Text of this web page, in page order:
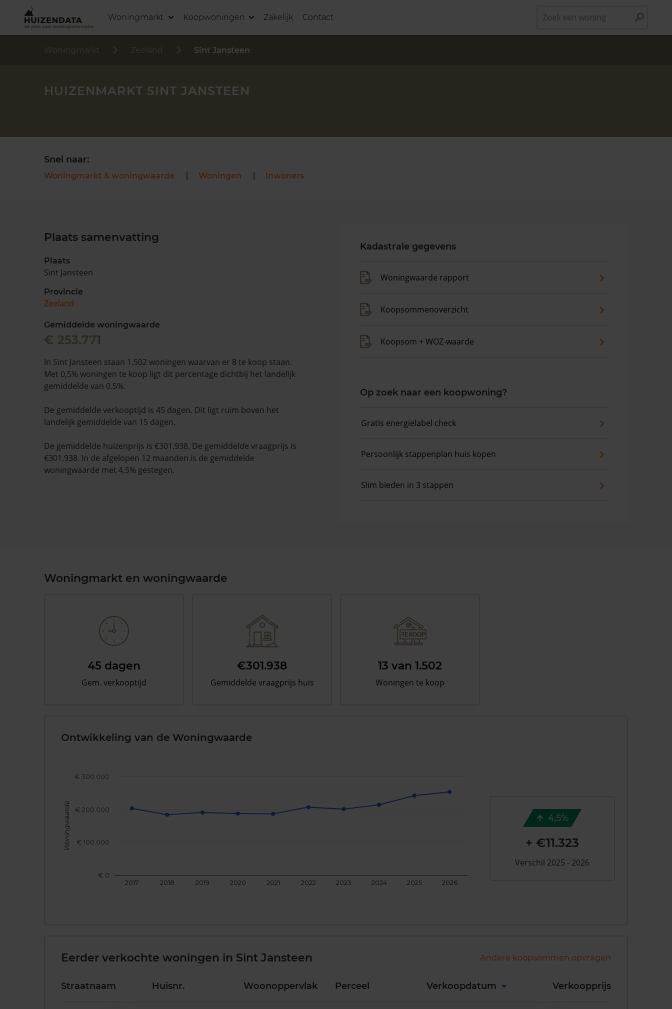
Woningmarkt Koopwoningen Zakelijk Contact
Woningmarkt Zeeland Sint Jansteen
HUIZENMARKT SINT JANSTEEN
Snel naar:
Woningmarkt & woningwaarde Woningen Inwoners
Plaats samenvatting
Plaats
Sint Jansteen
Provincie
Zeeland
Gemiddelde woningwaarde
€ 253.771
In Sint Jansteen staan 1.502 woningen waarvan er 8 te koop staan.
Met 0,5% woningen te koop ligt dit percentage dichtbij het landelijk
gemiddelde van 0.5%.
De gemiddelde verkooptijd is 45 dagen. Dit ligt ruim boven het
landelijk gemiddelde van 15 dagen.
De gemiddelde huizenprijs is €301.938. De gemiddelde vraagprijs is
€301.938. In de afgelopen 12 maanden is de gemiddelde
woningwaarde met 4,5% gestegen.
Kadastrale gegevens
Woningwaarde rapport
Koopsommenoverzicht
Koopsom + WOZ-waarde
Op zoek naar een koopwoning?
Gratis energielabel check
Persoonlijk stappenplan huis kopen
Slim bieden in 3 stappen
Woningmarkt en woningwaarde
45 dagen
Gem. verkooptijd
€301.938
Gemiddelde vraagprijs huis
13 van 1.502
Woningen te koop
Ontwikkeling van de Woningwaarde
2017 2018 2019 2020 2021 2022 2023 2024 2025 2026
€ 0
€ 100.000
€ 200.000
€ 300.000
Woningwaarde 4,5%
+ €11.323
Verschil 2025 - 2026
Eerder verkochte woningen in Sint Jansteen Andere koopsommen opvragen
Straatnaam Huisnr. Woonoppervlak Perceel Verkoopdatum Verkoopprijs